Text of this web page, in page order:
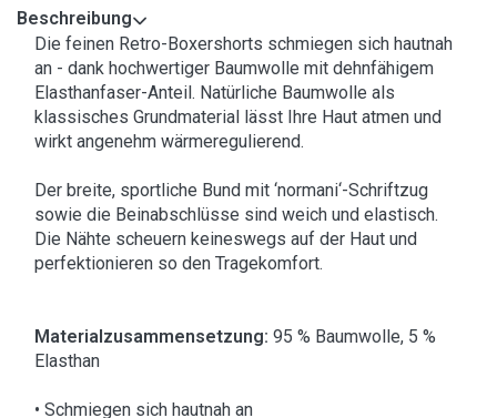
Beschreibung
Die feinen Retro-Boxershorts schmiegen sich hautnah
an - dank hochwertiger Baumwolle mit dehnfähigem
Elasthanfaser-Anteil. Natürliche Baumwolle als
klassisches Grundmaterial lässt Ihre Haut atmen und
wirkt angenehm wärmeregulierend.
Der breite, sportliche Bund mit ‘normani‘-Schriftzug
sowie die Beinabschlüsse sind weich und elastisch.
Die Nähte scheuern keineswegs auf der Haut und
perfektionieren so den Tragekomfort.
Materialzusammensetzung: 95 % Baumwolle, 5 %
Elasthan
• Schmiegen sich hautnah an